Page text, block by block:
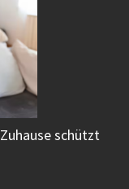
schützt